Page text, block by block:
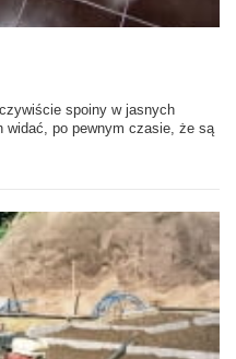
spoiny w jasnych
widać, po pewnym czasie, że są